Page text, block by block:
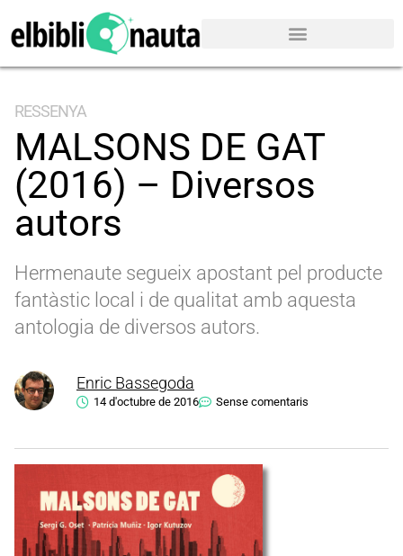
RESSENYA
MALSONS DE GAT
(2016) – Diversos
autors
Hermenaute segueix apostant pel producte
fantàstic local i de qualitat amb aquesta
antologia de diversos autors.
Enric Bassegoda
14 d'octubre de 2016 Sense comentaris